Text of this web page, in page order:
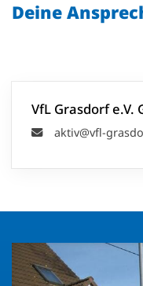
Deine
VfL Grasdorf e.V.
aktiv@vfl-